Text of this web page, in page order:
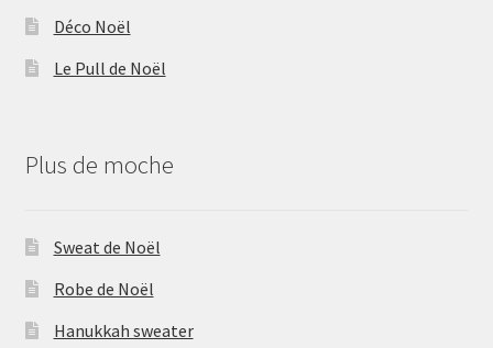
Déco Noël
Le Pull de Noël
Plus de moche
Sweat de Noël
Robe de Noël
Hanukkah sweater